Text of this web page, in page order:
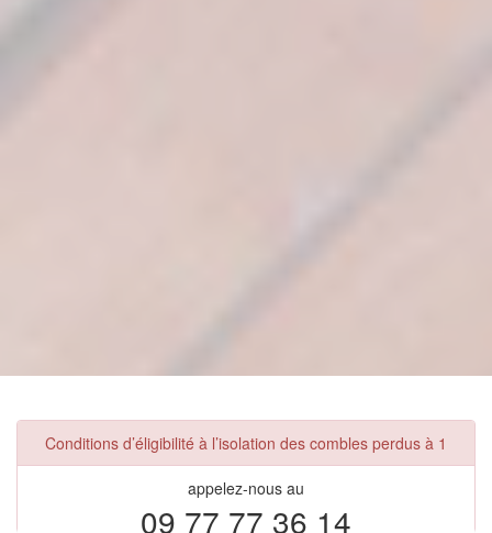
Conditions d’éligibilité à l’isolation des combles perdus à 1
appelez-nous au
09 77 77 36 14